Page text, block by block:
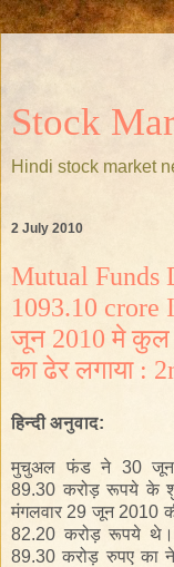
Stock
Hindi stock market
2 July 2010
Mutual Funds
1093.10
जून 2010 मे कुल
का ढेर लगाया :
हिन्दी अनुवाद:
मुचुअल फंड ने30जून
89.30 करोड़ रूपये के
मंगलवार 29 जून2010
82.20 करोड़ रूपये थे।
89.30करोड़ रुपए का